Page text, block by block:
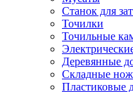
Станок для
Точилки
Точильные
Деревянные
Складные
Пластиковые